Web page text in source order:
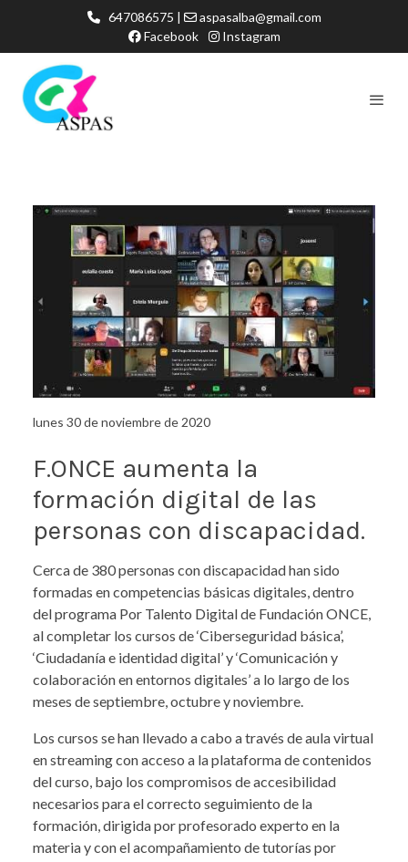
647086575 |
aspasalba@gmail.com
Facebook
Instagram
lunes 30 de noviembre de 2020
F.ONCE aumenta la
formación digital de las
personas con discapacidad.
Cerca de 380 personas con discapacidad han sido
formadas en competencias básicas digitales, dentro
del programa Por Talento Digital de Fundación ONCE,
al completar los cursos de ‘Ciberseguridad básica’,
‘Ciudadanía e identidad digital’ y ‘Comunicación y
colaboración en entornos digitales’ a lo largo de los
meses de septiembre, octubre y noviembre.
Los cursos se han llevado a cabo a través de aula virtual
en streaming con acceso a la plataforma de contenidos
del curso, bajo los compromisos de accesibilidad
necesarios para el correcto seguimiento de la
formación, dirigida por profesorado experto en la
materia y con el acompañamiento de tutorías por